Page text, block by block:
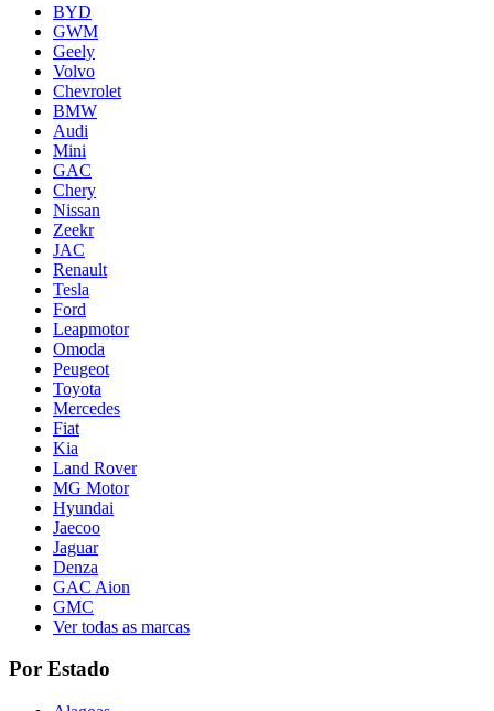
BYD
GWM
Geely
Volvo
Chevrolet
BMW
Audi
Mini
GAC
Chery
Nissan
Zeekr
JAC
Renault
Tesla
Ford
Leapmotor
Omoda
Peugeot
Toyota
Mercedes
Fiat
Kia
Land Rover
MG Motor
Hyundai
Jaecoo
Jaguar
Denza
GAC Aion
GMC
Ver todas as marcas
Por Estado